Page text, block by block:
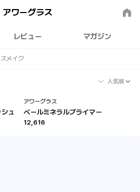
アワーグラス
ックブランド
レビュー マガジン
メイク
ュ
アワーグラス
ベールミネラルプライマー
12,616